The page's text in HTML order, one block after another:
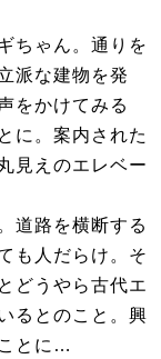
ちゃん。通りを
派な建物を発
をかけてみる
に。案内された
見えのエレベー
道路を横断する
も人だらけ。そ
どうやら古代エ
るとのこと。興
とに…